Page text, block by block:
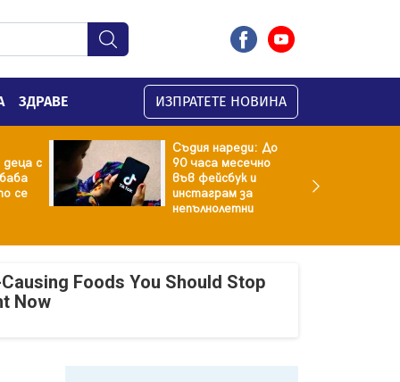
ЗДРАВЕ ИЗПРАТЕТЕ НОВИНА
с
се
Съдия нареди: До
90 часа месечно
във фейсбук и
инстаграм за
непълнолетни
Foods You Should Stop
Now